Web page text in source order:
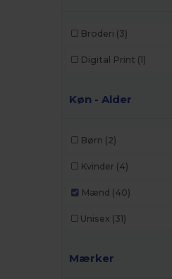
Broderi (3)
Digital Print (1)
Køn - Alder
Børn (2)
Kvinder (4)
Mænd (40)
Unisex (31)
Mærker